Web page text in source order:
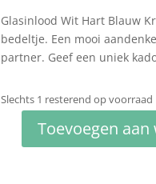
Glasinlood Wit Hart Blauw
bedeltje. Een mooi
partner. Geef een uniek
Slechts 1 resterend op voorraad
GlasinloodToevoegen